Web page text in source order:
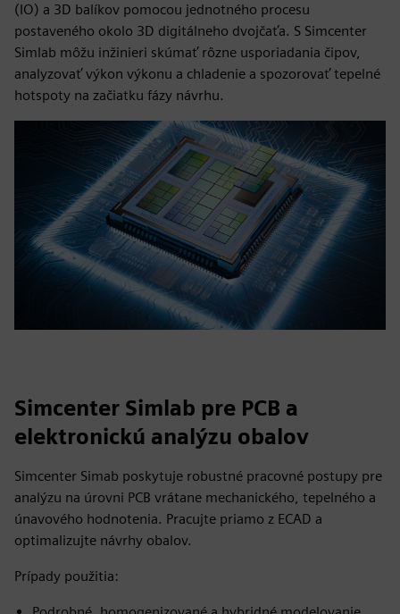
(IO) a 3D balíkov pomocou jednotného procesu
postaveného okolo 3D digitálneho dvojčaťa. S Simcenter
Simlab môžu inžinieri skúmať rôzne usporiadania čipov,
analyzovať výkon výkonu a chladenie a spozorovať tepelné
hotspoty na začiatku fázy návrhu.
Simcenter Simlab pre PCB a
elektronickú analýzu obalov
Simcenter Simab poskytuje robustné pracovné postupy pre
analýzu na úrovni PCB vrátane mechanického, tepelného a
únavového hodnotenia. Pracujte priamo z ECAD a
optimalizujte návrhy obalov.
Prípady použitia: